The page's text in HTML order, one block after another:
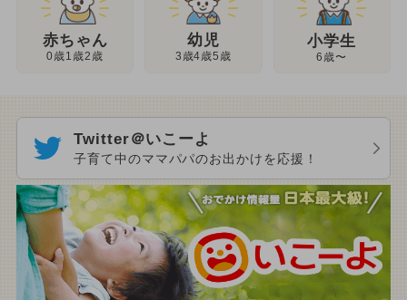
赤ちゃん
0歳1歳2歳
幼児
3歳4歳5歳
小学生
6歳〜
Twitter＠いこーよ
子育て中のママパパのお出かけを応援！